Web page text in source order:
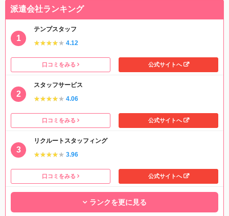
派遣会社ランキング
テンプスタッフ
★★★★★
★★★★★ 4.12
口コミをみる 公式サイトへ
スタッフサービス
★★★★★
★★★★★ 4.06
口コミをみる 公式サイトへ
リクルートスタッフィング
★★★★★
★★★★★ 3.96
口コミをみる 公式サイトへ
ランクを更に見る